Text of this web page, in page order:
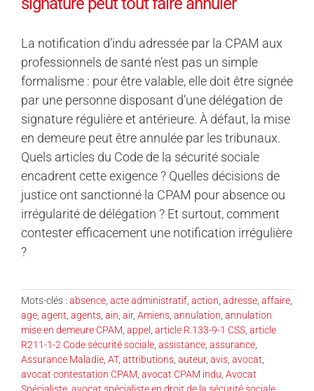
La notification d’indu adressée par la CPAM aux
professionnels de santé n’est pas un simple
formalisme : pour être valable, elle doit être signée
par une personne disposant d’une délégation de
signature régulière et antérieure. À défaut, la mise
en demeure peut être annulée par les tribunaux.
Quels articles du Code de la sécurité sociale
encadrent cette exigence ? Quelles décisions de
justice ont sanctionné la CPAM pour absence ou
irrégularité de délégation ? Et surtout, comment
contester efficacement une notification irrégulière
?
Mots-clés : absence acte administratif action adresse affaire
age agent agents ain air, Amiens annulation annulation
mise en demeure CPAM appel article R.133-9-1 CSS article
R211-1-2 Code sécurité sociale assistance assurance
Assurance Maladie AT, attributions auteur, avis avocat
avocat contestation CPAM avocat CPAM indu Avocat